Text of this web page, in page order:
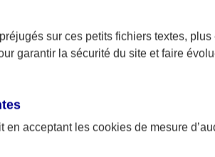
sur ces petits fichiers textes,
garantir la sécurité du site et faire
en acceptant les cookies de mesure